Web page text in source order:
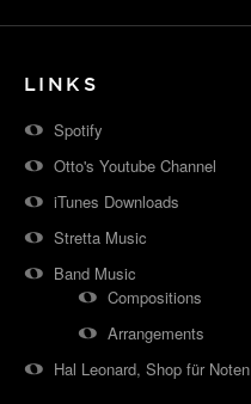
LINKS
Spotify
Otto's Youtube Channel
iTunes Downloads
Stretta Music
Band Music
Compositions
Arrangements
Hal Leonard, Shop für Noten